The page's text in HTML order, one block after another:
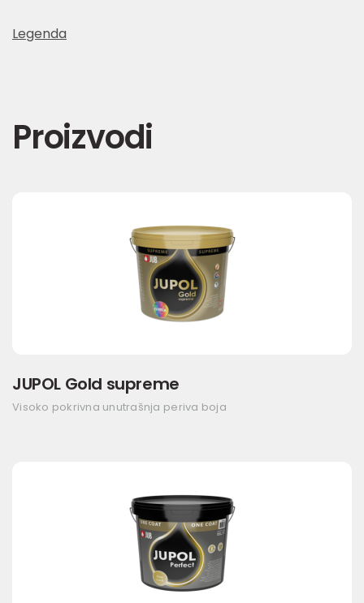
Legenda
Proizvodi
JUPOL Gold supreme
Visoko pokrivna unutrašnja periva boja